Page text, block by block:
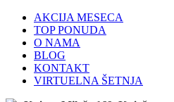
AKCIJA MESECA
TOP PONUDA
O NAMA
BLOG
KONTAKT
VIRTUELNA ŠETNJA